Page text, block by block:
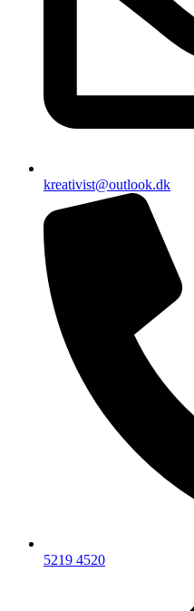
kreativist@outlook.dk
5219 4520